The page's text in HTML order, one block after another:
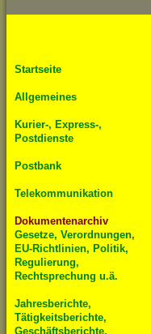
Startseite
Allgemeines
Kurier-, Express-,
Postdienste
Postbank
Telekommunikation
Dokumentenarchiv
Gesetze, Verordnungen,
EU-Richtlinien, Politik,
Regulierung,
Rechtsprechung u.ä.
Jahresberichte,
Tätigkeitsberichte,
Geschäftsberichte,